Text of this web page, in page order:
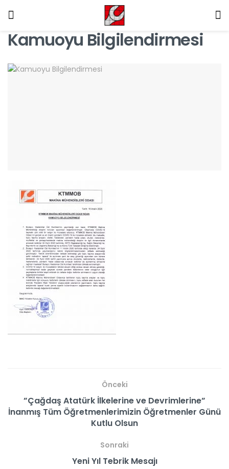
Kamuoyu Bilgilendirmesi
Önceki
”Çağdaş Atatürk İlkelerine ve Devrimlerine”
İnanmış Tüm Öğretmenlerimizin Öğretmenler Günü
Kutlu Olsun
Sonraki
Yeni Yıl Tebrik Mesajı